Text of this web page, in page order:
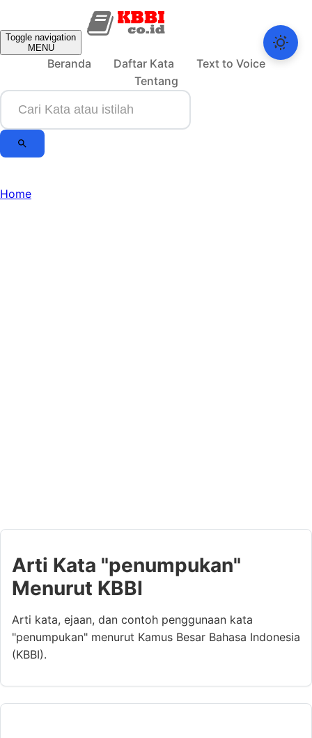
Toggle navigation
MENU
Beranda Daftar Kata
Text to Voice
Tentang
Home
Arti Kata "penumpukan"
Menurut KBBI
Arti kata, ejaan, dan contoh penggunaan kata
"penumpukan" menurut Kamus Besar Bahasa Indonesia
(KBBI).